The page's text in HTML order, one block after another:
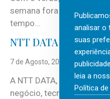
semana fora e os dias em
tempo...
NTT DATA Insurtech
7 de Agosto, 2026
A NTT DATA, consultora
negócio, tecnologia e
analisar o
suas
leia a
Política